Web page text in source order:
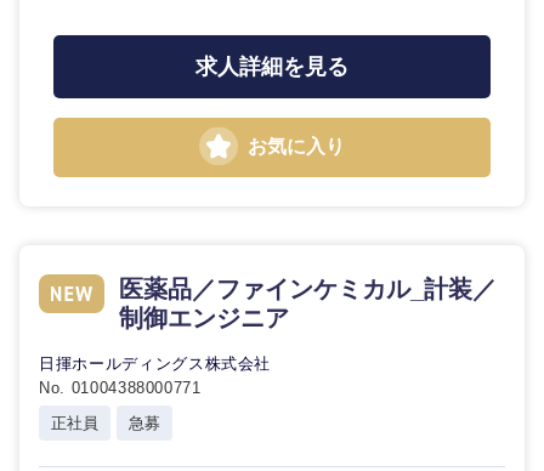
求人詳細を見る
お気に入り
医薬品／ファインケミカル_計装／
制御エンジニア
日揮ホールディングス株式会社
No. 01004388000771
正社員
急募